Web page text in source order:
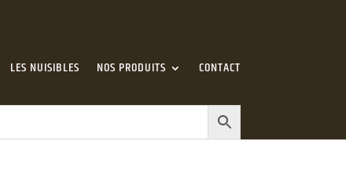
LES NUISIBLES NOS PRODUITS CONTACT